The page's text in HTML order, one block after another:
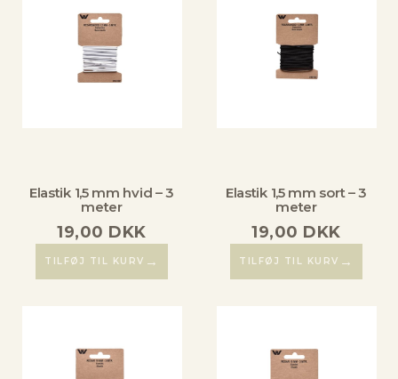
Elastik 1,5 mm hvid – 3
meter
19,00 DKK
TILFØJ TIL KURV →
Elastik 1,5 mm sort – 3
meter
19,00 DKK
TILFØJ TIL KURV →